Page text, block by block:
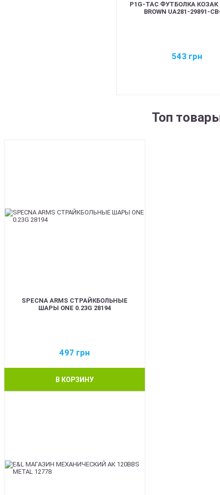
P1G-TAC ФУТБОЛКА КОЗАК
BROWN UA281-29891-
543 грн
Топ
SPECNA ARMS СТРАЙКБОЛЬНЫЕ
ШАРЫ ONE 0.23G 28194
497 грн
В КОРЗИНУ